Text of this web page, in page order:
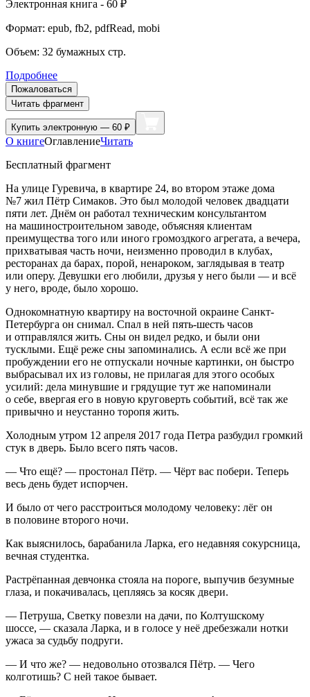
Электронная книга - 60 ₽
Формат: epub, fb2, pdfRead, mobi
Объем: 32 бумажных стр.
Подробнее
Пожаловаться
Читать фрагмент
Купить электронную — 60 ₽
О книгеОглавлениеЧитать
Бесплатный фрагмент
На улице Гуревича, в квартире 24, во втором этаже дома
№7 жил Пётр Симаков. Это был молодой человек двадцати
пяти лет. Днём он работал техническим консультантом
на машиностроительном заводе, объясняя клиентам
преимущества того или иного громоздкого агрегата, а вечера,
прихватывая часть ночи, неизменно проводил в клубах,
ресторанах да барах, порой, ненароком, заглядывая в театр
или оперу. Девушки его любили, друзья у него были — и всё
у него, вроде, было хорошо.
Однокомнатную квартиру на восточной окраине Санкт-
Петербурга он снимал. Спал в ней пять-шесть часов
и отправлялся жить. Сны он видел редко, и были они
тусклыми. Ещё реже сны запоминались. А если всё же при
пробуждении его не отпускали ночные картинки, он быстро
выбрасывал их из головы, не прилагая для этого особых
усилий: дела минувшие и грядущие тут же напоминали
о себе, ввергая его в новую круговерть событий, всё так же
привычно и неустанно торопя жить.
Холодным утром 12 апреля 2017 года Петра разбудил громкий
стук в дверь. Было всего пять часов.
— Что ещё? — простонал Пётр. — Чёрт вас побери. Теперь
весь день будет испорчен.
И было от чего расстроиться молодому человеку: лёг он
в половине второго ночи.
Как выяснилось, барабанила Ларка, его недавняя сокурсница,
вечная студентка.
Растрёпанная девчонка стояла на пороге, выпучив безумные
глаза, и покачивалась, цепляясь за косяк двери.
— Петруша, Светку повезли на дачи, по Колтушскому
шоссе, — сказала Ларка, и в голосе у неё дребезжали нотки
ужаса за судьбу подруги.
— И что же? — недовольно отозвался Пётр. — Чего
колготишь? С ней такое бывает.